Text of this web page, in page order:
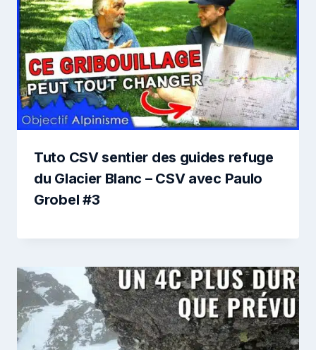
Tuto CSV sentier des guides refuge
du Glacier Blanc – CSV avec Paulo
Grobel #3